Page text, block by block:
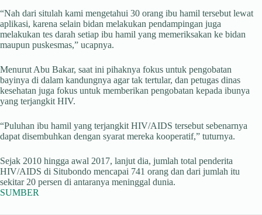
“Nah dari situlah kami mengetahui 30 orang ibu hamil tersebut lewat
aplikasi, karena selain bidan melakukan pendampingan juga
melakukan tes darah setiap ibu hamil yang memeriksakan ke bidan
maupun puskesmas,” ucapnya.
Menurut Abu Bakar, saat ini pihaknya fokus untuk pengobatan
bayinya di dalam kandungnya agar tak tertular, dan petugas dinas
kesehatan juga fokus untuk memberikan pengobatan kepada ibunya
yang terjangkit HIV.
“Puluhan ibu hamil yang terjangkit HIV/AIDS tersebut sebenarnya
dapat disembuhkan dengan syarat mereka kooperatif,” tuturnya.
Sejak 2010 hingga awal 2017, lanjut dia, jumlah total penderita
HIV/AIDS di Situbondo mencapai 741 orang dan dari jumlah itu
sekitar 20 persen di antaranya meninggal dunia.
SUMBER